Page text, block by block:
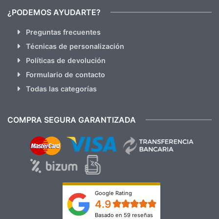
¿PODEMOS AYUDARTE?
Preguntas frecuentes
Técnicas de personalización
Políticas de devolución
Formulario de contacto
Todas las categorías
COMPRA SEGURA GARANTIZADA
Google Rating
4.9
Basado en 59 reseñas